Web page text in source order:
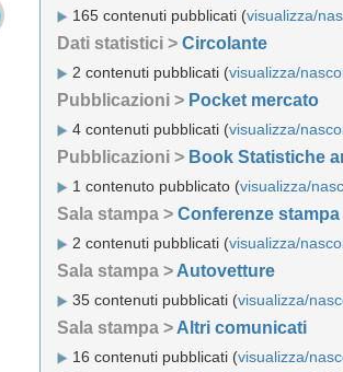
165 contenuti pubblicati (visualizza/
Dati statistici > Circolante
2 contenuti pubblicati (visualizza/
Pubblicazioni > Pocket mercato
4 contenuti pubblicati (visualizza/
Pubblicazioni > Book Statistiche
1 contenuto pubblicato (visualizza/
Sala stampa > Conferenze stampa
2 contenuti pubblicati (visualizza/
Sala stampa > Autovetture
35 contenuti pubblicati (visualizza/
Sala stampa > Altri comunicati
16 contenuti pubblicati (visualizza/